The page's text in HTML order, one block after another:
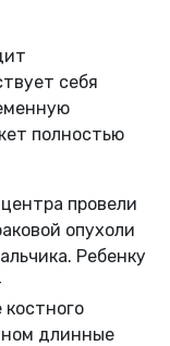
себя
полностью
провели
опухоли
Ребенку
длинные